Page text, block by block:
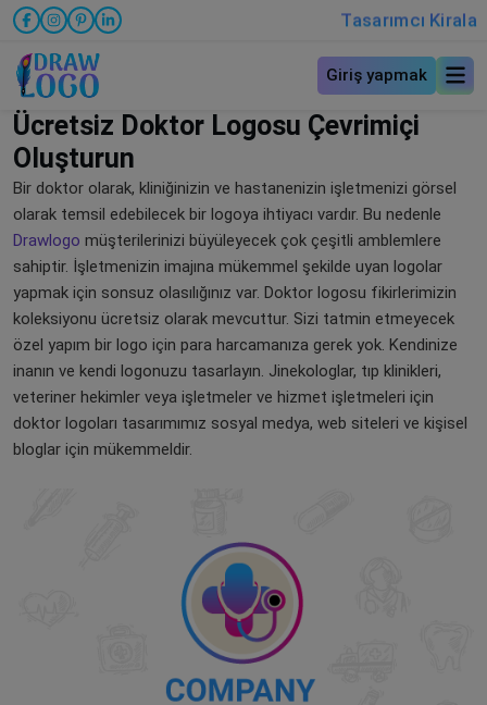
Tasarımcı Kirala
Giriş yapmak
Ücretsiz Doktor Logosu Çevrimiçi
Oluşturun
Bir doktor olarak, kliniğinizin ve hastanenizin işletmenizi görsel
olarak temsil edebilecek bir logoya ihtiyacı vardır. Bu nedenle
Drawlogo müşterilerinizi büyüleyecek çok çeşitli amblemlere
sahiptir. İşletmenizin imajına mükemmel şekilde uyan logolar
yapmak için sonsuz olasılığınız var. Doktor logosu fikirlerimizin
koleksiyonu ücretsiz olarak mevcuttur. Sizi tatmin etmeyecek
özel yapım bir logo için para harcamanıza gerek yok. Kendinize
inanın ve kendi logonuzu tasarlayın. Jinekologlar, tıp klinikleri,
veteriner hekimler veya işletmeler ve hizmet işletmeleri için
doktor logoları tasarımımız sosyal medya, web siteleri ve kişisel
bloglar için mükemmeldir.